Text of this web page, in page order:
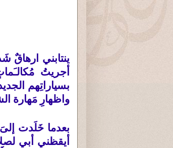
ينتابني
أجريتُ
بسياراتِهم
واظهارِ مَهارة
بعدما خَلَدت
أيقظني أبي